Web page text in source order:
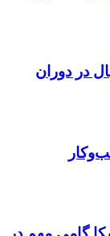
در دوران